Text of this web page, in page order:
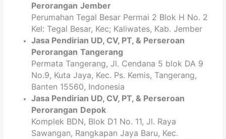
Perorangan Jember
Perumahan Tegal Besar Permai 2 Blok H No. 2
Kel: Tegal Besar, Kec; Kaliwates, Kab. Jember
Jasa Pendirian UD, CV, PT, & Perseroan
Perorangan Tangerang
Permata Tangerang, Jl. Cendana 5 blok DA 9
No.9, Kuta Jaya, Kec. Ps. Kemis, Tangerang,
Banten 15560, Indonesia
Jasa Pendirian UD, CV, PT, & Perseroan
Perorangan Depok
Komplek BDN, Blok D1 No. 11, Jl. Raya
Sawangan, Rangkapan Jaya Baru, Kec.